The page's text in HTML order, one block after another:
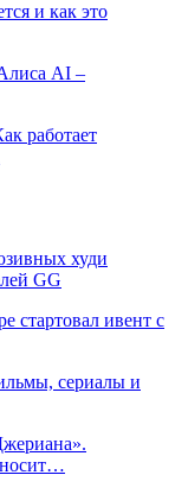
и как это
AI –
работает
худи
GG
стартовал ивент с
сериалы и